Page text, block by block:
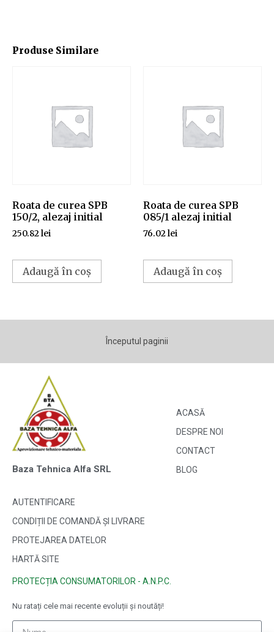
Produse Similare
Roata de curea SPB
150/2, alezaj initial
250.82lei
Adaugă în coș
Roata de curea SPB
085/1 alezaj initial
76.02lei
Adaugă în coș
Începutul paginii
Baza Tehnica Alfa SRL
ACASĂ
DESPRE NOI
CONTACT
BLOG
AUTENTIFICARE
CONDIȚII DE COMANDĂ ȘI LIVRARE
PROTEJAREA DATELOR
HARTĂ SITE
PROTECȚIA CONSUMATORILOR - A.N.P.C.
Nu ratați cele mai recente evoluții și noutăți!